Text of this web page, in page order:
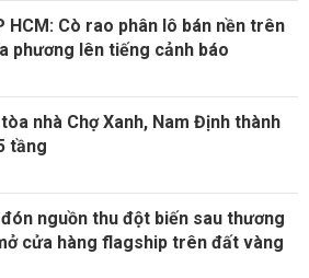
HCM: Cò rao phân lô bán nền trên
phương lên tiếng cảnh báo
nhà Chợ Xanh, Nam Định thành
tầng
nguồn thu đột biến sau thương
cửa hàng flagship trên đất vàng